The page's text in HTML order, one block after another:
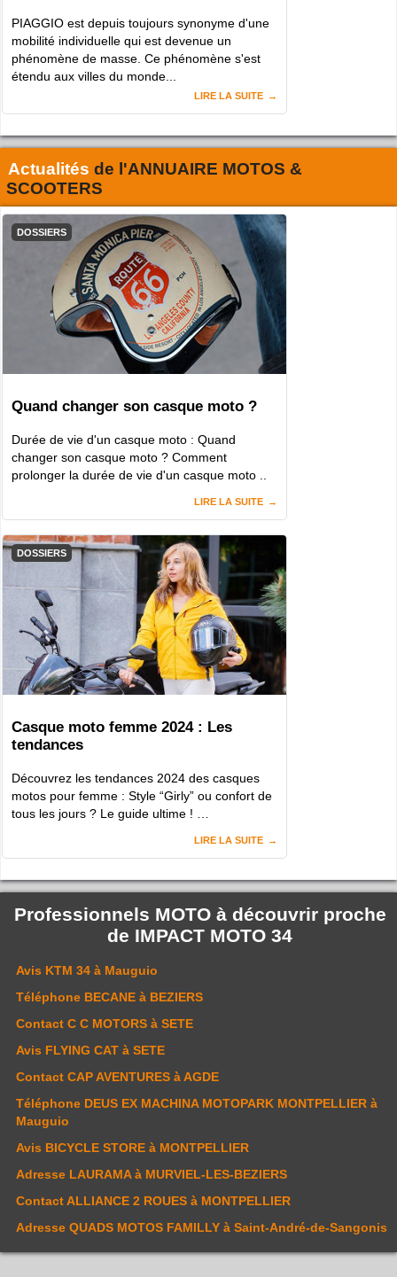
PIAGGIO est depuis toujours synonyme d'une
mobilité individuelle qui est devenue un
phénomène de masse. Ce phénomène s'est
étendu aux villes du monde...
LIRE LA SUITE
Actualités de l'ANNUAIRE MOTOS &
SCOOTERS
DOSSIERS
Quand changer son casque moto ?
Durée de vie d'un casque moto : Quand
changer son casque moto ? Comment
prolonger la durée de vie d'un casque moto ..
LIRE LA SUITE
DOSSIERS
Casque moto femme 2024 : Les
tendances
Découvrez les tendances 2024 des casques
motos pour femme : Style “Girly” ou confort de
tous les jours ? Le guide ultime ! …
LIRE LA SUITE
Professionnels MOTO à découvrir proche
de IMPACT MOTO 34
Avis KTM 34 à Mauguio
Téléphone BECANE à BEZIERS
Contact C C MOTORS à SETE
Avis FLYING CAT à SETE
Contact CAP AVENTURES à AGDE
Téléphone DEUS EX MACHINA MOTOPARK MONTPELLIER à
Mauguio
Avis BICYCLE STORE à MONTPELLIER
Adresse LAURAMAà MURVIEL-LES-BEZIERS
Contact ALLIANCE 2 ROUES à MONTPELLIER
Adresse QUADS MOTOS FAMILLY à Saint-André-de-Sangonis